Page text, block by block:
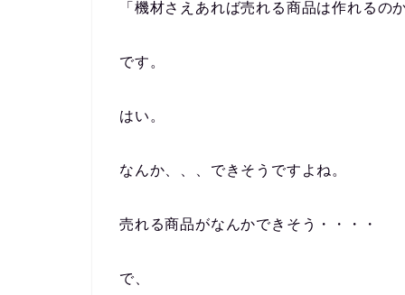
「機材さえあれば売れる商品は作れるのか
です。
はい。
なんか、、、できそうですよね。
売れる商品がなんかできそう・・・・
で、